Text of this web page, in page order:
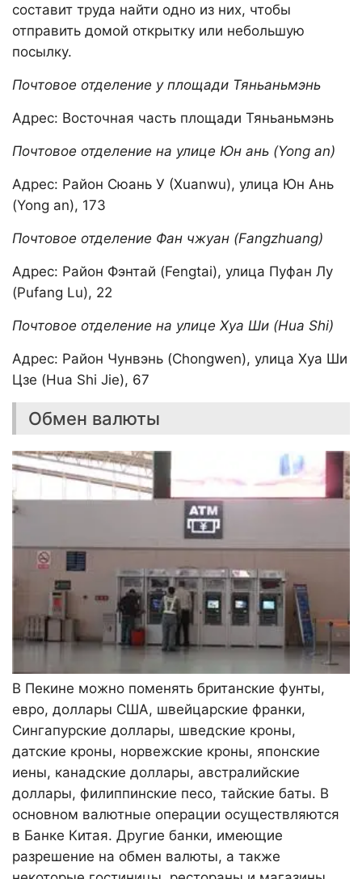
составит труда найти одно из них, чтобы
отправить домой открытку или небольшую
посылку.
Почтовое отделение у площади Тяньаньмэнь
Адрес: Восточная часть площади Тяньаньмэнь
Почтовое отделение на улице Юн ань (Yong an)
Адрес: Район Сюань У (Xuanwu), улица Юн Ань
(Yong an), 173
Почтовое отделение Фан чжуан (Fangzhuang)
Адрес: Район Фэнтай (Fengtai), улица Пуфан Лу
(Pufang Lu), 22
Почтовое отделение на улице Хуа Ши (Hua Shi)
Адрес: Район Чунвэнь (Chongwen), улица Хуа Ши
Цзе (Hua Shi Jie), 67
Обмен валюты
В Пекине можно поменять британские фунты,
евро, доллары США, швейцарские франки,
Сингапурские доллары, шведские кроны,
датские кроны, норвежские кроны, японские
иены, канадские доллары, австралийские
доллары, филиппинские песо, тайские баты. В
основном валютные операции осуществляются
в Банке Китая. Другие банки, имеющие
разрешение на обмен валюты, а также